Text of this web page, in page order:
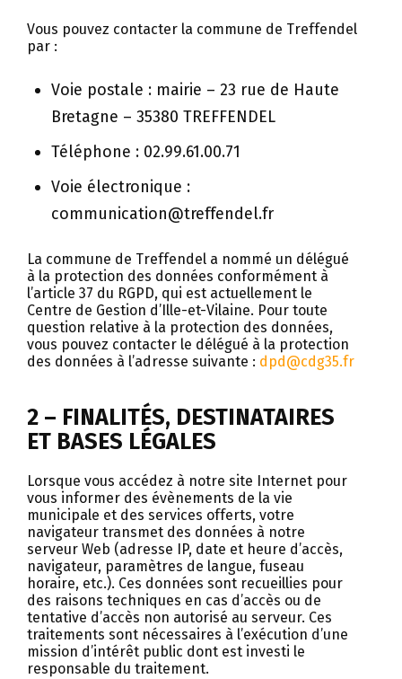
Vous pouvez contacter la commune de Treffendel
par :
Voie postale : mairie – 23 rue de Haute
Bretagne – 35380 TREFFENDEL
Téléphone : 02.99.61.00.71
Voie électronique :
communication@treffendel.fr
La commune de Treffendel a nommé un délégué
à la protection des données conformément à
l’article 37 du RGPD, qui est actuellement le
Centre de Gestion d’Ille-et-Vilaine. Pour toute
question relative à la protection des données,
vous pouvez contacter le délégué à la protection
des données à l’adresse suivante : dpd@cdg35.fr
2 – FINALITÉS, DESTINATAIRES
ET BASES LÉGALES
Lorsque vous accédez à notre site Internet pour
vous informer des évènements de la vie
municipale et des services offerts, votre
navigateur transmet des données à notre
serveur Web (adresse IP, date et heure d’accès,
navigateur, paramètres de langue, fuseau
horaire, etc.). Ces données sont recueillies pour
des raisons techniques en cas d’accès ou de
tentative d’accès non autorisé au serveur. Ces
traitements sont nécessaires à l’exécution d’une
mission d’intérêt public dont est investi le
responsable du traitement.